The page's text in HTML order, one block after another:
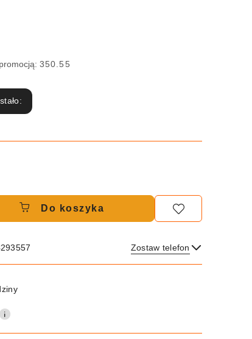
350.55
Do koszyka
Zostaw telefon
Wyślij